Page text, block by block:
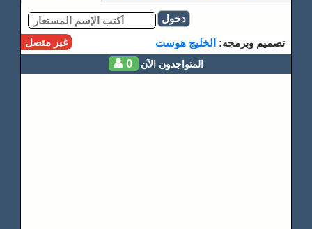
دخول
غير متصل
تصميم وبرمجه: الخليج هوست
0 المتواجدون الآن